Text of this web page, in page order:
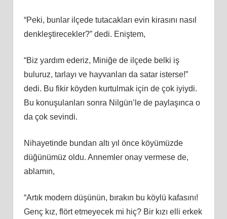
“Peki, bunlar ilçede tutacakları evin kirasını nasıl
denkleştirecekler?” dedi. Eniştem,
“Biz yardım ederiz, Miniğe de ilçede belki iş
buluruz, tarlayı ve hayvanları da satar isterse!”
dedi. Bu fikir köyden kurtulmak için de çok iyiydi.
Bu konuşulanları sonra Nilgün’le de paylaşınca o
da çok sevindi.
Nihayetinde bundan altı yıl önce köyümüzde
düğünümüz oldu. Annemler onay vermese de,
ablamın,
“Artık modern düşünün, bırakın bu köylü kafasını!
Genç kız, flört etmeyecek mi hiç? Bir kızı elli erkek